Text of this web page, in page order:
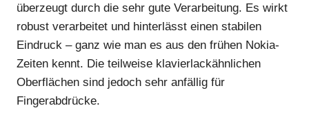
überzeugt durch die sehr gute Verarbeitung. Es wirkt
robust verarbeitet und hinterlässt einen stabilen
Eindruck – ganz wie man es aus den frühen Nokia-
Zeiten kennt. Die teilweise klavierlackähnlichen
Oberflächen sind jedoch sehr anfällig für
Fingerabdrücke.